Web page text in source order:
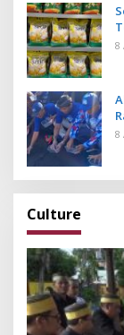
8
8
Culture